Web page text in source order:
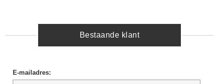
Bestaande klant
E-mailadres: